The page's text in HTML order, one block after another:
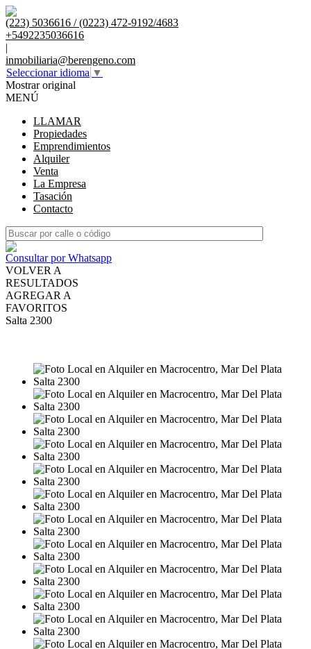
(223) 5036616 / (0223) 472-9192/4683
+5492235036616
|
inmobiliaria@berengeno.com
Seleccionar idioma ▼
Mostrar original
MENÚ
LLAMAR
Propiedades
Emprendimientos
Alquiler
Venta
La Empresa
Tasación
Contacto
Consultar por Whatsapp
VOLVER A
RESULTADOS
AGREGAR A
FAVORITOS
Salta 2300